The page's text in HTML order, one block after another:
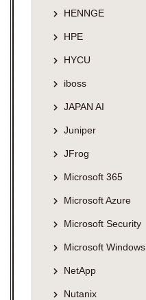
HENNGE
HPE
HYCU
iboss
JAPAN AI
Juniper
JFrog
Microsoft 365
Microsoft Azure
Microsoft Security
Microsoft Windows
NetApp
Nutanix